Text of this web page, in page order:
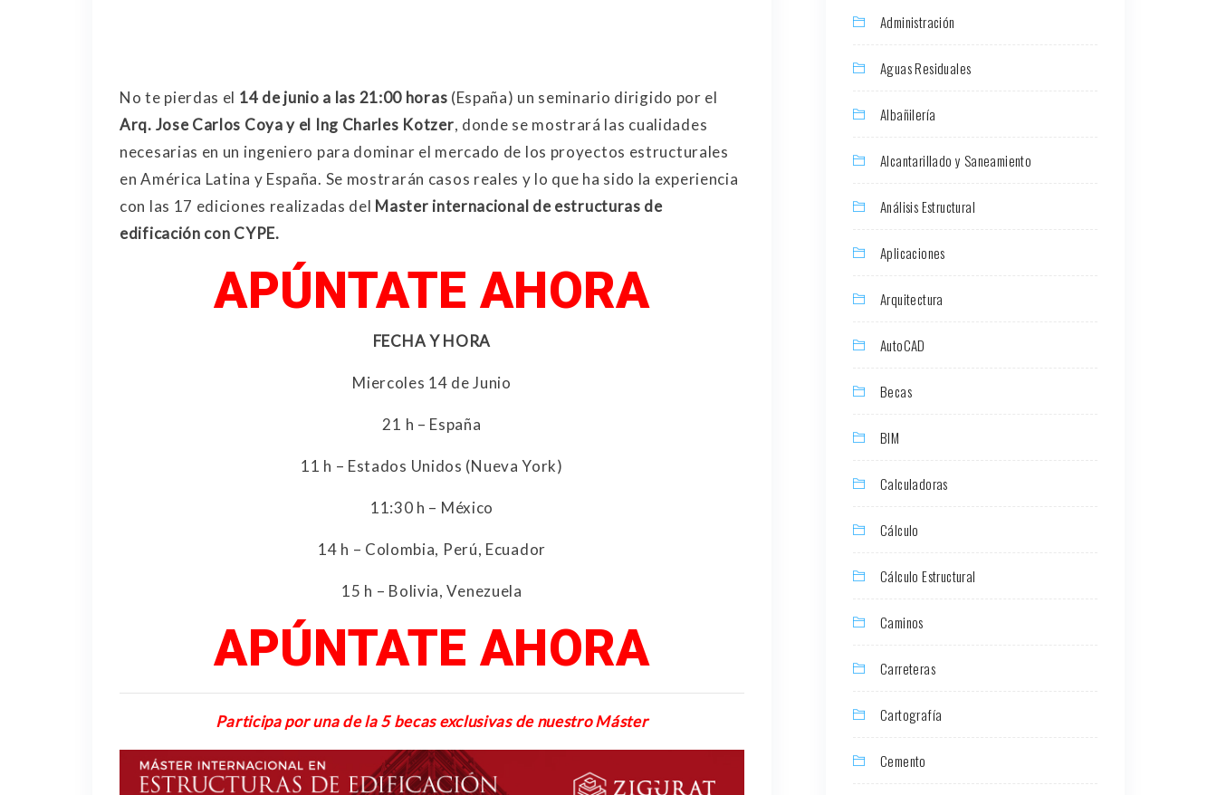
No te pierdas el 14 de junio a las 21:00 horas (España) un seminario dirigido por el
Arq. Jose Carlos Coya y el Ing Charles Kotzer, donde se mostrará las cualidades
necesarias en un ingeniero para dominar el mercado de los proyectos estructurales
en América Latina y España. Se mostrarán casos reales y lo que ha sido la experiencia
con las 17 ediciones realizadas del Master internacional de estructuras de
edificación con CYPE.
APÚNTATE AHORA
FECHA Y HORA
Miercoles 14 de Junio
21 h – España
11 h – Estados Unidos (Nueva York)
11:30 h – México
14 h – Colombia, Perú, Ecuador
15 h – Bolivia, Venezuela
APÚNTATE AHORA
Participa por una de la 5 becas exclusivas de nuestro Máster
Administración
Aguas Residuales
Albañilería
Alcantarillado y Saneamiento
Análisis Estructural
Aplicaciones
Arquitectura
AutoCAD
Becas
BIM
Calculadoras
Cálculo
Cálculo Estructural
Caminos
Carreteras
Cartografía
Cemento